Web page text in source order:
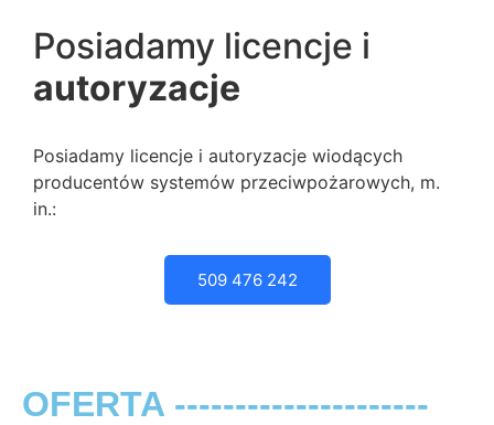
Posiadamy licencje i
autoryzacje
Posiadamy licencje i autoryzacje wiodących
producentów systemów przeciwpożarowych, m.
in.:
509 476 242
OFERTA ---------------------